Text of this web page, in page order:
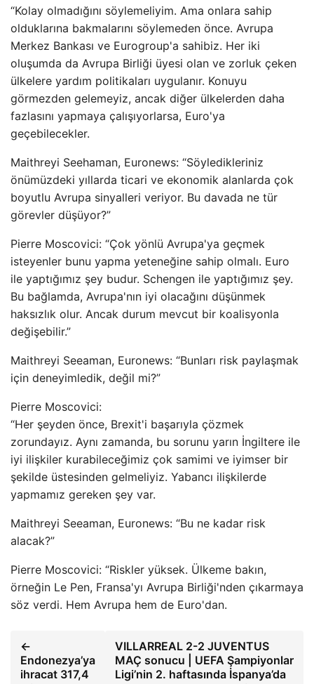
“Kolay olmadığını söylemeliyim. Ama onlara sahip
olduklarına bakmalarını söylemeden önce. Avrupa
Merkez Bankası ve Eurogroup'a sahibiz. Her iki
oluşumda da Avrupa Birliği üyesi olan ve zorluk çeken
ülkelere yardım politikaları uygulanır. Konuyu
görmezden gelemeyiz, ancak diğer ülkelerden daha
fazlasını yapmaya çalışıyorlarsa, Euro'ya
geçebilecekler.
Maithreyi Seehaman, Euronews: “Söyledikleriniz
önümüzdeki yıllarda ticari ve ekonomik alanlarda çok
boyutlu Avrupa sinyalleri veriyor. Bu davada ne tür
görevler düşüyor?”
Pierre Moscovici: “Çok yönlü Avrupa'ya geçmek
isteyenler bunu yapma yeteneğine sahip olmalı. Euro
ile yaptığımız şey budur. Schengen ile yaptığımız şey.
Bu bağlamda, Avrupa'nın iyi olacağını düşünmek
haksızlık olur. Ancak durum mevcut bir koalisyonla
değişebilir.”
Maithreyi Seeaman, Euronews: “Bunları risk paylaşmak
için deneyimledik, değil mi?”
Pierre Moscovici:
“Her şeyden önce, Brexit'i başarıyla çözmek
zorundayız. Aynı zamanda, bu sorunu yarın İngiltere ile
iyi ilişkiler kurabileceğimiz çok samimi ve iyimser bir
şekilde üstesinden gelmeliyiz. Yabancı ilişkilerde
yapmamız gereken şey var.
Maithreyi Seeaman, Euronews: “Bu ne kadar risk
alacak?”
Pierre Moscovici: “Riskler yüksek. Ülkeme bakın,
örneğin Le Pen, Fransa'yı Avrupa Birliği'nden çıkarmaya
söz verdi. Hem Avrupa hem de Euro'dan.
←
Endonezya’ya
ihracat 317,4
VILLARREAL 2-2 JUVENTUS
MAÇ sonucu | UEFA Şampiyonlar
Ligi’nin 2. haftasında İspanya’da